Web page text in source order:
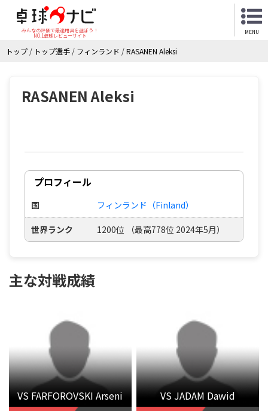
みんなの評価で最適用具を選ぼう！
NO.1卓球レビューサイト
MENU
トップ / トップ選手 / フィンランド /RASANEN Aleksi
RASANEN Aleksi
プロフィール
国 フィンランド（Finland）
世界ランク 1200位 （最高778位 2024年5月）
主な対戦成績
VS FARFOROVSKI Arseni
VS JADAM Dawid